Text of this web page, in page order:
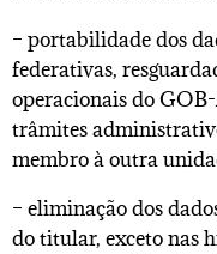
– portabilidade dos
federativas,
operacionais do
trâmites
membro à outra
– eliminação dos
do titular, exceto nas